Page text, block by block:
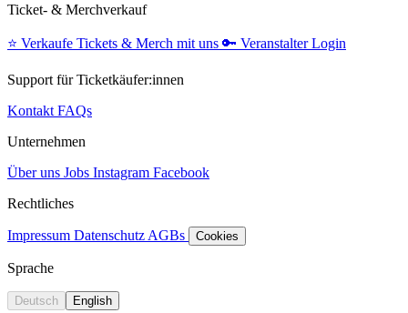
Ticket- & Merchverkauf
⭐️ Verkaufe Tickets & Merch mit uns 🔑 Veranstalter Login
Support für Ticketkäufer:innen
Kontakt FAQs
Unternehmen
Über uns Jobs Instagram Facebook
Rechtliches
Impressum Datenschutz AGBs Cookies
Sprache
Deutsch English